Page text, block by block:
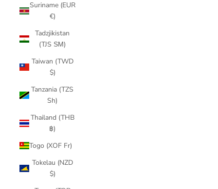
Suriname (EUR
€)
Tadzjikistan
(TJS ЅМ)
Taiwan (TWD
$)
Tanzania (TZS
Sh)
Thailand (THB
฿)
Togo (XOF Fr)
Tokelau (NZD
$)